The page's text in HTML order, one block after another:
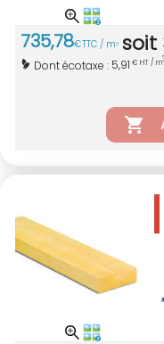
735,78€TTC / m3 soit
Dont écotaxe : 5,91 € HT / m